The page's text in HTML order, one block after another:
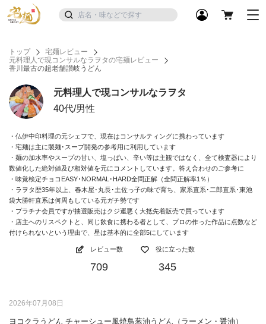
トップ
宅麺レビュー
元料理人で現コンサルなラヲタの宅麺レビュー
香川最古の超老舗讃岐うどん
元料理人で現コンサルなラヲタ
40代/男性
・仏伊中印料理の元シェフで、現在はコンサルティングに携わっています
・宅麺は主に製麺･スープ開発の参考用に利用しています
・麺の加水率やスープの甘い、塩っぱい、辛い等は主観ではなく、全て検査器により
数値化した絶対値及び相対値を元にコメントしています。答え合わせのご参考に
・味覚検定チョコEASY･NORMAL･HARD全問正解（全問正解率1％）
・ラヲタ歴35年以上、春木屋･丸長･土佐っ子の味で育ち、家系直系･二郎直系･東池
袋大勝軒直系は何周もしている元ガチ勢です
・プラチナ会員ですが抽選販売はクジ運悪く大抵先着販売で買っています
・店主へのリスペクトと、同じ飲食に携わる者として、プロの作った作品に点数など
付けられないという理由で、星は基本的に全部5にしています
レビュー数
709
役に立った数
345
2026年07月08日
ヨコクラうどん チャーシュー風焼鳥葱油うどん（ラーメン・醤油）